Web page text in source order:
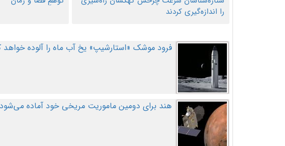
را اندازه‌گیری کردند
فرود موشک «استارشیپ» یخ آب ماه را آلوده خواهد
هند برای دومین ماموریت مریخی خود آماده می‌شود